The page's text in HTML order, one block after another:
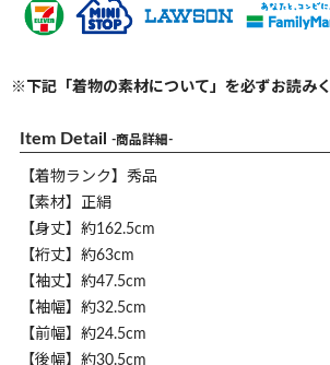
※下記「着物の素材について」を必ずお読み
Item Detail -商品詳細-
【着物ランク】秀品
【素材】正絹
【身丈】約162.5cm
【裄丈】約63cm
【袖丈】約47.5cm
【袖幅】約32.5cm
【前幅】約24.5cm
【後幅】約30.5cm